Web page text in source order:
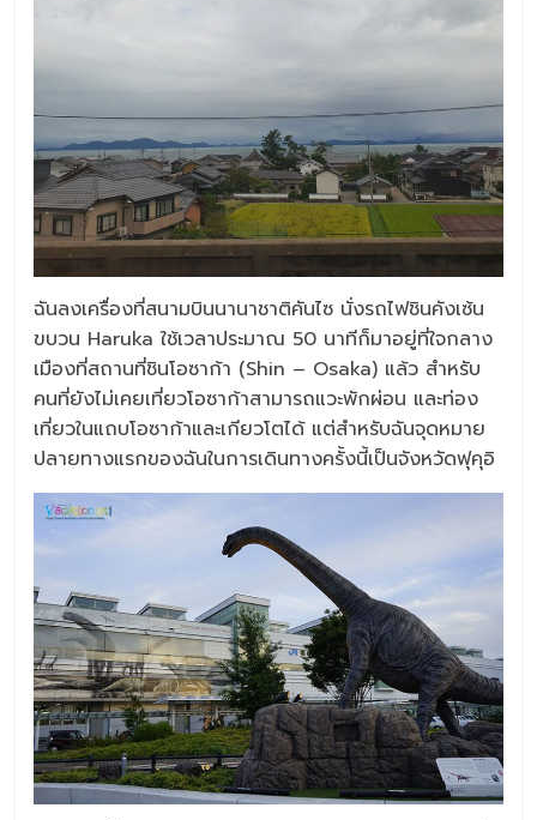
ฉันลงเครื่องที่สนามบินนานาชาติคันไซ นั่งรถไฟชินคังเซ้น
ขบวน Haruka ใช้เวลาประมาณ 50 นาทีก็มาอยู่ที่ใจกลาง
เมืองที่สถานที่ชินโอซาก้า (Shin – Osaka) แล้ว สำหรับ
คนที่ยังไม่เคยเที่ยวโอซาก้าสามารถแวะพักผ่อน และท่อง
เที่ยวในแถบโอซาก้าและเกียวโตได้ แต่สำหรับฉันจุดหมาย
ปลายทางแรกของฉันในการเดินทางครั้งนี้เป็นจังหวัดฟุคุอิ